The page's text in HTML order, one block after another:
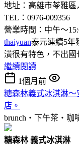
地址：高雄市苓雅
TEL：0976-009356
營業時間：中午～
thaiyuan泰元連續5年
潢很有特色，不出國
繼續閱讀
1個月前
糖森林義式冰淇淋
店。
brunch‧下午茶‧咖
糖森林 義式冰淇淋